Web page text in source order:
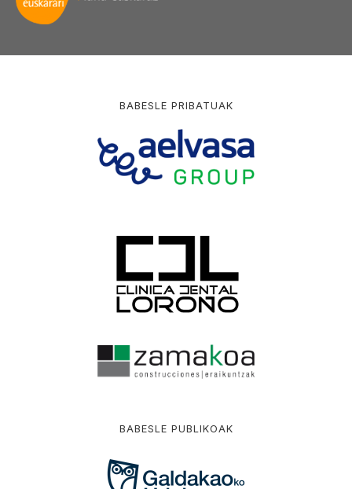
BABESLE PRIBATUAK
BABESLE PUBLIKOAK